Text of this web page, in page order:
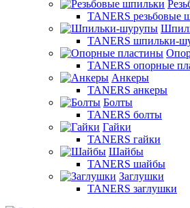
TANERS резьбовые
TANERS шпильки-
TANERS опорные
Анкеры
TANERS анкеры
Болты
TANERS болты
Гайки
TANERS гайки
Шайбы
TANERS шайбы
Заглушки
TANERS заглушки